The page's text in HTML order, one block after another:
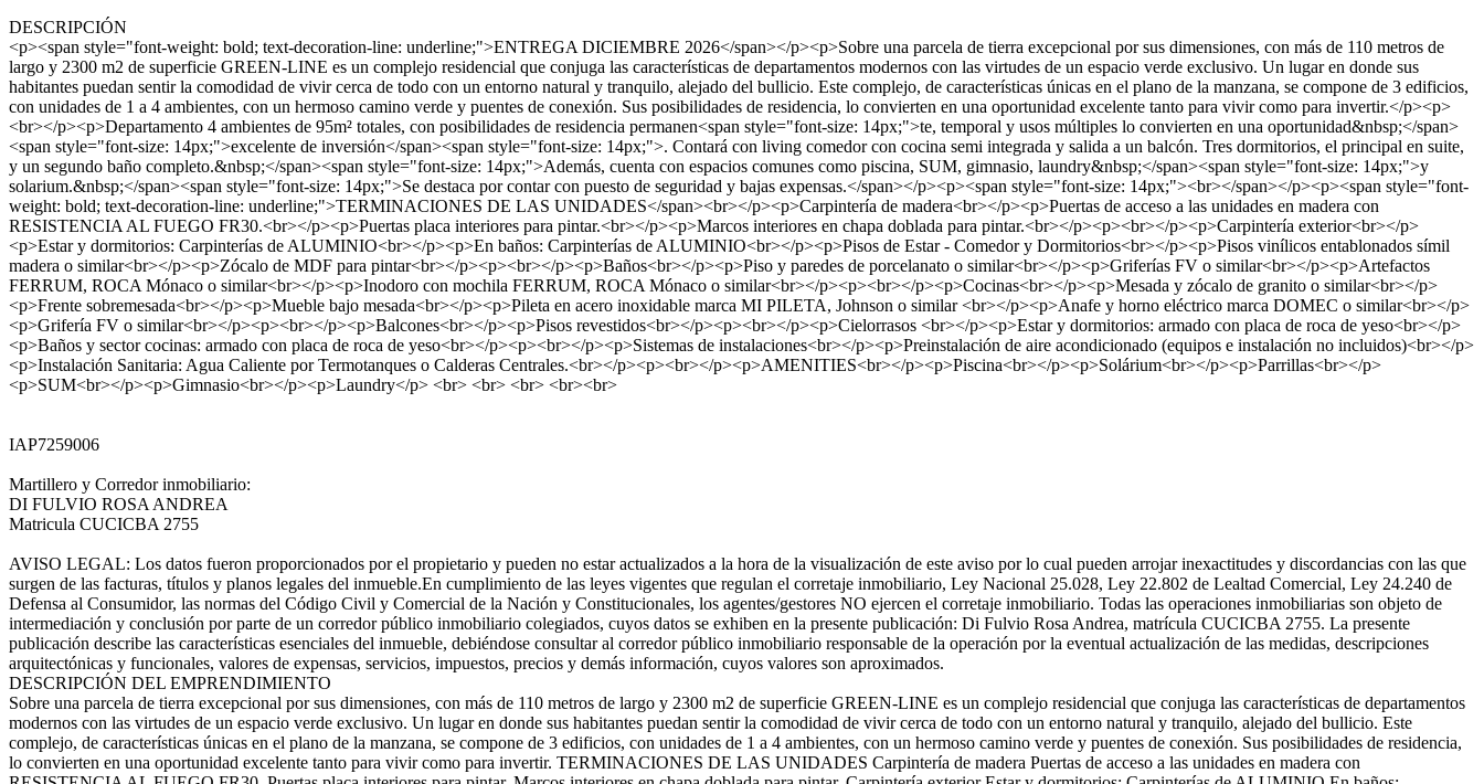
DESCRIPCIÓN
<p><span style="font-weight: bold; text-decoration-line: underline;">ENTREGA DICIEMBRE 2026</span></p><p>Sobre una parcela de tierra excepcional por sus dimensiones, con más de 110 metros de
largo y 2300 m2 de superficie GREEN-LINE es un complejo residencial que conjuga las características de departamentos modernos con las virtudes de un espacio verde exclusivo. Un lugar en donde sus
habitantes puedan sentir la comodidad de vivir cerca de todo con un entorno natural y tranquilo, alejado del bullicio. Este complejo, de características únicas en el plano de la manzana, se compone de 3 edificios,
con unidades de 1 a 4 ambientes, con un hermoso camino verde y puentes de conexión. Sus posibilidades de residencia, lo convierten en una oportunidad excelente tanto para vivir como para invertir.</p><p>
<br></p><p>Departamento 4 ambientes de 95m² totales, con posibilidades de residencia permanen<span style="font-size: 14px;">te, temporal y usos múltiples lo convierten en una oportunidad&nbsp;</span>
<span style="font-size: 14px;">excelente de inversión</span><span style="font-size: 14px;">. Contará con living comedor con cocina semi integrada y salida a un balcón. Tres dormitorios, el principal en suite,
y un segundo baño completo.&nbsp;</span><span style="font-size: 14px;">Además, cuenta con espacios comunes como piscina, SUM, gimnasio, laundry&nbsp;</span><span style="font-size: 14px;">y
solarium.&nbsp;</span><span style="font-size: 14px;">Se destaca por contar con puesto de seguridad y bajas expensas.</span></p><p><span style="font-size: 14px;"><br></span></p><p><span style="font-
weight: bold; text-decoration-line: underline;">TERMINACIONES DE LAS UNIDADES</span><br></p><p>Carpintería de madera<br></p><p>Puertas de acceso a las unidades en madera con
RESISTENCIA AL FUEGO FR30.<br></p><p>Puertas placa interiores para pintar.<br></p><p>Marcos interiores en chapa doblada para pintar.<br></p><p><br></p><p>Carpintería exterior<br></p>
<p>Estar y dormitorios: Carpinterías de ALUMINIO<br></p><p>En baños: Carpinterías de ALUMINIO<br></p><p>Pisos de Estar - Comedor y Dormitorios<br></p><p>Pisos vinílicos entablonados símil
madera o similar<br></p><p>Zócalo de MDF para pintar<br></p><p><br></p><p>Baños<br></p><p>Piso y paredes de porcelanato o similar<br></p><p>Griferías FV o similar<br></p><p>Artefactos
FERRUM, ROCA Mónaco o similar<br></p><p>Inodoro con mochila FERRUM, ROCA Mónaco o similar<br></p><p><br></p><p>Cocinas<br></p><p>Mesada y zócalo de granito o similar<br></p>
<p>Frente sobremesada<br></p><p>Mueble bajo mesada<br></p><p>Pileta en acero inoxidable marca MI PILETA, Johnson o similar <br></p><p>Anafe y horno eléctrico marca DOMEC o similar<br></p>
<p>Grifería FV o similar<br></p><p><br></p><p>Balcones<br></p><p>Pisos revestidos<br></p><p><br></p><p>Cielorrasos <br></p><p>Estar y dormitorios: armado con placa de roca de yeso<br></p>
<p>Baños y sector cocinas: armado con placa de roca de yeso<br></p><p><br></p><p>Sistemas de instalaciones<br></p><p>Preinstalación de aire acondicionado (equipos e instalación no incluidos)<br></p>
<p>Instalación Sanitaria: Agua Caliente por Termotanques o Calderas Centrales.<br></p><p><br></p><p>AMENITIES<br></p><p>Piscina<br></p><p>Solárium<br></p><p>Parrillas<br></p>
<p>SUM<br></p><p>Gimnasio<br></p><p>Laundry</p> <br> <br> <br> <br><br>
IAP7259006
Martillero y Corredor inmobiliario:
DI FULVIO ROSA ANDREA
Matricula CUCICBA 2755
AVISO LEGAL: Los datos fueron proporcionados por el propietario y pueden no estar actualizados a la hora de la visualización de este aviso por lo cual pueden arrojar inexactitudes y discordancias con las que
surgen de las facturas, títulos y planos legales del inmueble.En cumplimiento de las leyes vigentes que regulan el corretaje inmobiliario, Ley Nacional 25.028, Ley 22.802 de Lealtad Comercial, Ley 24.240 de
Defensa al Consumidor, las normas del Código Civil y Comercial de la Nación y Constitucionales, los agentes/gestores NO ejercen el corretaje inmobiliario. Todas las operaciones inmobiliarias son objeto de
intermediación y conclusión por parte de un corredor público inmobiliario colegiados, cuyos datos se exhiben en la presente publicación: Di Fulvio Rosa Andrea, matrícula CUCICBA 2755. La presente
publicación describe las características esenciales del inmueble, debiéndose consultar al corredor público inmobiliario responsable de la operación por la eventual actualización de las medidas, descripciones
arquitectónicas y funcionales, valores de expensas, servicios, impuestos, precios y demás información, cuyos valores son aproximados.
DESCRIPCIÓN DEL EMPRENDIMIENTO
Sobre una parcela de tierra excepcional por sus dimensiones, con más de 110 metros de largo y 2300 m2 de superficie GREEN-LINE es un complejo residencial que conjuga las características de departamentos
modernos con las virtudes de un espacio verde exclusivo. Un lugar en donde sus habitantes puedan sentir la comodidad de vivir cerca de todo con un entorno natural y tranquilo, alejado del bullicio. Este
complejo, de características únicas en el plano de la manzana, se compone de 3 edificios, con unidades de 1 a 4 ambientes, con un hermoso camino verde y puentes de conexión. Sus posibilidades de residencia,
lo convierten en una oportunidad excelente tanto para vivir como para invertir. TERMINACIONES DE LAS UNIDADES Carpintería de madera Puertas de acceso a las unidades en madera con